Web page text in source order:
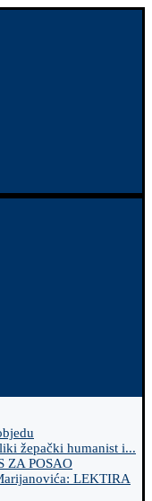
žepački humanist i...
ZA POSAO
LEKTIRA